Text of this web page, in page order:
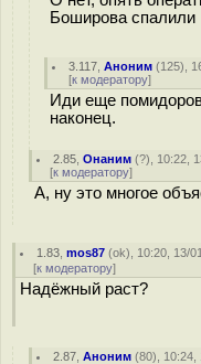
Боширова спалили
3.117 ,Аноним (125),
[к модератору]
Иди еще
наконец.
2.85 ,Онаним (?), 10:22,
[к модератору]
А, ну это многое
1.83 ,mos87 (ok), 10:20, 13/
[к модератору]
Надёжный раст?
2.87 ,Аноним (80), 10:24,